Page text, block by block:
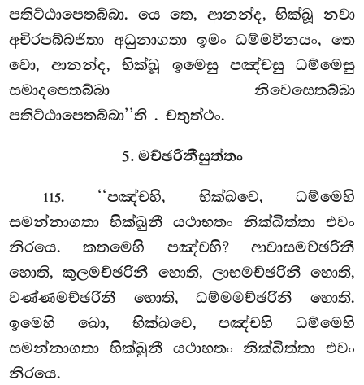
පතිට්ඨාපෙතබ්බා. යෙතෙ, ආනන්ද, භික්ඛූ නවා
අචිරපබ්බජිතා අධුනාගතා ඉමං ධම්මවිනයං, තෙ
වො, ආනන්ද, භික්ඛූ ඉමෙසු පඤ්චසු ධම්මෙසු
සමාදපෙතබ්බා නිවෙසෙතබ්බා
පතිට්ඨාපෙතබ්බා’’ති. චතුත්ථං.
5. මච්ඡරිනීසුත්තං
115. ‘‘පඤ්චහි, භික්ඛවෙ, ධම්මෙහි
සමන්නාගතා භික්ඛුනී යථාභතං නික්ඛිත්තා එවං
නිරයෙ. කතමෙහි පඤ්චහි? ආවාසමච්ඡරිනී
හොති, කුලමච්ඡරිනී හොති, ලාභමච්ඡරිනී හොති,
වණ්ණමච්ඡරිනී හොති, ධම්මමච්ඡරිනී හොති.
ඉමෙහි ඛො, භික්ඛවෙ, පඤ්චහි ධම්මෙහි
සමන්නාගතා භික්ඛුනී යථාභතං නික්ඛිත්තා එවං
නිරයෙ.